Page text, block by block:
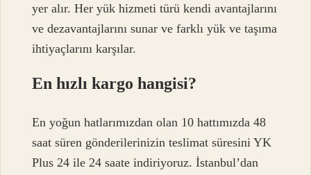
yer alır. Her yük hizmeti türü kendi avantajlarını
ve dezavantajlarını sunar ve farklı yük ve taşıma
ihtiyaçlarını karşılar.
En hızlı kargo hangisi?
En yoğun hatlarımızdan olan 10 hattımızda 48
saat süren gönderilerinizin teslimat süresini YK
Plus 24 ile 24 saate indiriyoruz. İstanbul’dan